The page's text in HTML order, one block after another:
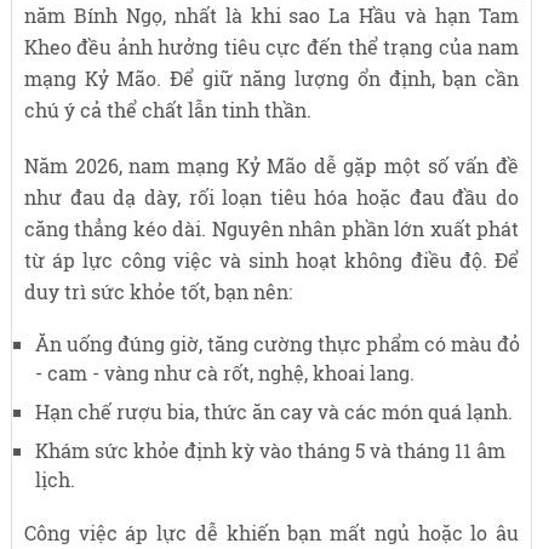
năm Bính Ngọ, nhất là khi sao La Hầu và hạn Tam
Kheo đều ảnh hưởng tiêu cực đến thể trạng của nam
mạng Kỷ Mão. Để giữ năng lượng ổn định, bạn cần
chú ý cả thể chất lẫn tinh thần.
Năm 2026, nam mạng Kỷ Mão dễ gặp một số vấn đề
như đau dạ dày, rối loạn tiêu hóa hoặc đau đầu do
căng thẳng kéo dài. Nguyên nhân phần lớn xuất phát
từ áp lực công việc và sinh hoạt không điều độ. Để
duy trì sức khỏe tốt, bạn nên:
Ăn uống đúng giờ, tăng cường thực phẩm có màu đỏ
- cam - vàng như cà rốt, nghệ, khoai lang.
Hạn chế rượu bia, thức ăn cay và các món quá lạnh.
Khám sức khỏe định kỳ vào tháng 5 và tháng 11 âm
lịch.
Công việc áp lực dễ khiến bạn mất ngủ hoặc lo âu